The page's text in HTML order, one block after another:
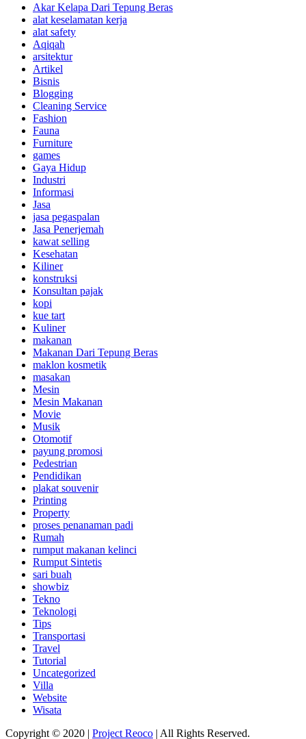
Akar Kelapa Dari Tepung Beras
alat keselamatan kerja
alat safety
Aqiqah
arsitektur
Artikel
Bisnis
Blogging
Cleaning Service
Fashion
Fauna
Furniture
games
Gaya Hidup
Industri
Informasi
Jasa
jasa pegaspalan
Jasa Penerjemah
kawat selling
Kesehatan
Kiliner
konstruksi
Konsultan pajak
kopi
kue tart
Kuliner
makanan
Makanan Dari Tepung Beras
maklon kosmetik
masakan
Mesin
Mesin Makanan
Movie
Musik
Otomotif
payung promosi
Pedestrian
Pendidikan
plakat souvenir
Printing
Property
proses penanaman padi
Rumah
rumput makanan kelinci
Rumput Sintetis
sari buah
showbiz
Tekno
Teknologi
Tips
Transportasi
Travel
Tutorial
Uncategorized
Villa
Website
Wisata
Copyright © 2020 | Project Reoco | All Rights Reserved.